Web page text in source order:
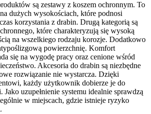
są zestawy z koszem ochronnym. To
dużych wysokościach, które podnosi
korzystania z drabin. Drugą kategorią są
które charakteryzują się wysoką
na wszelkiego rodzaju korozje. Dodatkowo
powierzchnię. Komfort
się na wygodę pracy oraz cenione wśród
Akcesoria do drabin są niezbędne
rozwiązanie nie wystarcza. Dzięki
każdy użytkownik dobierze je do
Jako uzupełnienie systemu idealnie sprawdzą
w miejscach, gdzie istnieje ryzyko